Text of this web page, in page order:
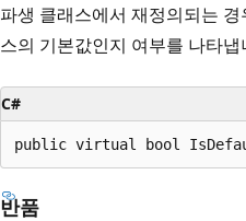
파생 클래스에서 재정의되는
스의 기본값인지 여부를 나타냅
C#
public virtual bool
반품